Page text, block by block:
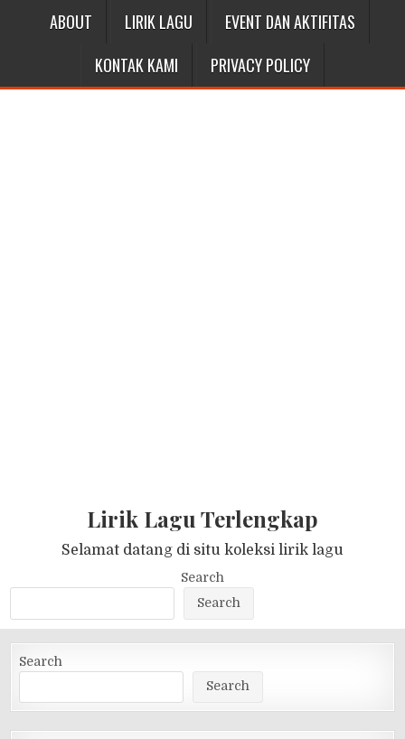
ABOUT LIRIK LAGU
EVENT DAN AKTIFITAS
KONTAK KAMI
PRIVACY POLICY
Lirik Lagu Terlengkap
Selamat datang di situ koleksi lirik lagu
Search
Search
Search
Search